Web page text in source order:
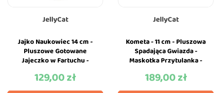
JellyCat
Jajko Naukowiec 14 cm -
Pluszowe Gotowane
Jajeczko w Fartuchu -
JellyCat
Cena
129,00 zł
JellyCat
Kometa - 11 cm - Pluszowa
Spadająca Gwiazda -
Maskotka Przytulanka -
Cena
189,00 zł